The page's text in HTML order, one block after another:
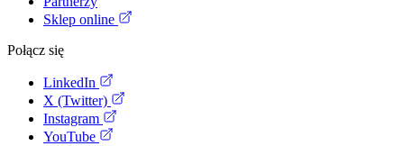
Sklep online
Połącz się
LinkedIn
X (Twitter)
Instagram
YouTube